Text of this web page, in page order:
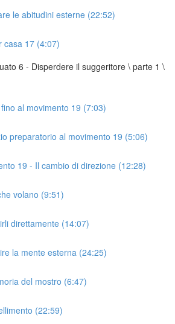
le abitudini esterne (22:52)
casa 17 (4:07)
6 - Disperdere il suggeritore \ parte 1 \
al movimento 19 (7:03)
preparatorio al movimento 19 (5:06)
19 - Il cambio di direzione (12:28)
volano (9:51)
direttamente (14:07)
la mente esterna (24:25)
del mostro (6:47)
(22:59)